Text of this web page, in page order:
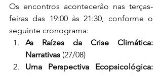
Os encontros acontecerão nas terças-
feiras das 19:00 às 21:30, conforme o
seguinte cronograma:
As Raízes da Crise Climática:
Narrativas (27/08)
Uma Perspectiva Ecopsicológica: